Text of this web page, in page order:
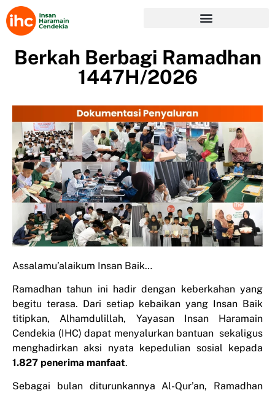
Berkah Berbagi Ramadhan
1447H/2026
Assalamu’alaikum Insan Baik…
Ramadhan tahun ini hadir dengan keberkahan yang
begitu terasa. Dari setiap kebaikan yang Insan Baik
titipkan, Alhamdulillah, Yayasan Insan Haramain
Cendekia (IHC) dapat menyalurkan bantuan sekaligus
menghadirkan aksi nyata kepedulian sosial kepada
1.827 penerima manfaat.
Sebagai bulan diturunkannya Al-Qur’an, Ramadhan